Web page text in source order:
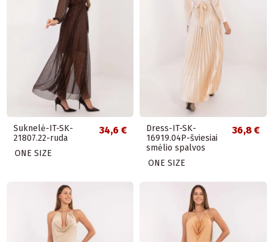
Suknelė-IT-SK-
21807.22-ruda
34,6 €
ONE SIZE
Dress-IT-SK-
16919.04P-šviesiai
smėlio spalvos
36,8 €
ONE SIZE